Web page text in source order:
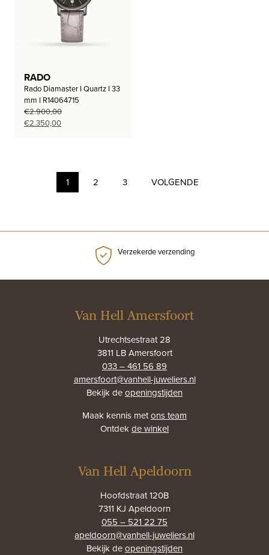
RADO
Rado Diamaster I Quartz I 33
mm I R14064715
€2.900,00
Oorspronkelijke
€2.350,00Huidige
1 2 3 VOLGENDE
Verzekerde verzending
Van Hell Amersfoort
Utrechtsestraat 28
3811 LB Amersfoort
033 – 461 56 89
amersfoort@vanhell-juweliers.nl
Bekijk deopeningstijden
Maak kennis metons team
Ontdekde winkel
Van Hell Apeldoorn
Hoofdstraat 120B
7311 KJ Apeldoorn
055 – 521 22 75
apeldoorn@vanhell-juweliers.nl
Bekijk deopeningstijden